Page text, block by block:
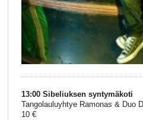
13:00 Sibeliuksen syntymäkoti
Tangolauluyhtye Ramonas & Duo
10 €